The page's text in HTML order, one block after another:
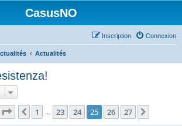
CasusNO
Connexion
Inscription
Actualités
Page 25 sur 27
Précédent
1 23 24 25 26 27